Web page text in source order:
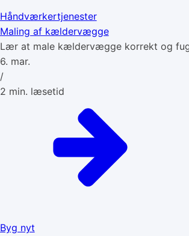
Håndværkertjenester
Maling af kældervægge
Lær at male kældervægge korrekt og
6. mar.
/
2 min. læsetid
Byg nyt